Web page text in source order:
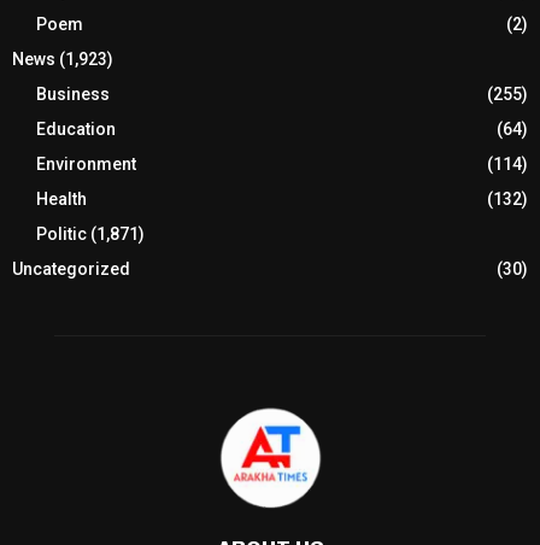
Poem
(2)
News (1,923)
Business
(255)
Education
(64)
Environment
(114)
Health
(132)
Politic (1,871)
Uncategorized
(30)